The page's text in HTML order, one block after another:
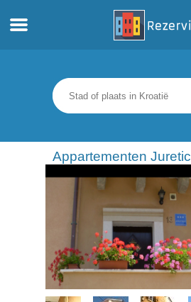
Appartementen
Toeristeninformatie
Stranden
Ontmoet Kroatië
musea
Appartementen Juretic